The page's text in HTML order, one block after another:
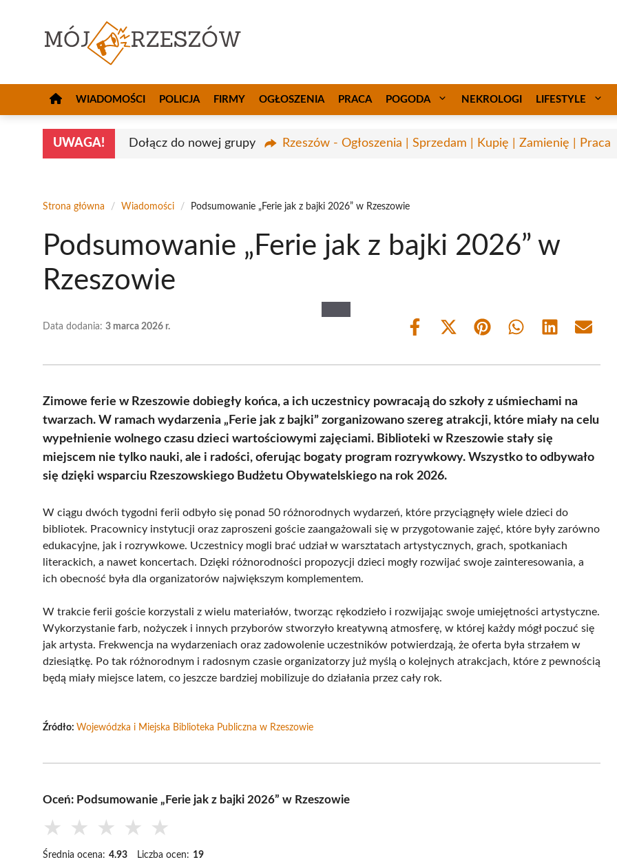
WIADOMOŚCI POLICJA FIRMY OGŁOSZENIA PRACA POGODA NEKROLOGI LIFESTYLE
UWAGA! Dołącz do nowej grupy Rzeszów - Ogłoszenia | Sprzedam | Kupię | Zamienię | Praca
Strona główna / Wiadomości / Podsumowanie „Ferie jak z bajki 2026” w Rzeszowie
Podsumowanie „Ferie jak z bajki 2026” w
Rzeszowie
Data dodania: 3 marca 2026 r.
Share
Share
(Twitter)
Share Share Share Share
Zimowe ferie w Rzeszowie dobiegły końca, a ich uczestnicy powracają do szkoły z uśmiechami na
twarzach. W ramach wydarzenia „Ferie jak z bajki” zorganizowano szereg atrakcji, które miały na celu
wypełnienie wolnego czasu dzieci wartościowymi zajęciami. Biblioteki w Rzeszowie stały się
miejscem nie tylko nauki, ale i radości, oferując bogaty program rozrywkowy. Wszystko to odbywało
się dzięki wsparciu Rzeszowskiego Budżetu Obywatelskiego na rok 2026.
W ciągu dwóch tygodni ferii odbyło się ponad 50 różnorodnych wydarzeń, które przyciągnęły wiele dzieci do
bibliotek. Pracownicy instytucji oraz zaproszeni goście zaangażowali się w przygotowanie zajęć, które były zarówno
edukacyjne, jak i rozrywkowe. Uczestnicy mogli brać udział w warsztatach artystycznych, grach, spotkaniach
literackich, a nawet koncertach. Dzięki różnorodności propozycji dzieci mogły rozwijać swoje zainteresowania, a
ich obecność była dla organizatorów największym komplementem.
W trakcie ferii goście korzystali z wielu materiałów, tworząc rękodzieło i rozwijając swoje umiejętności artystyczne.
Wykorzystanie farb, nożyczek i innych przyborów stworzyło kreatywną atmosferę, w której każdy mógł poczuć się
jak artysta. Frekwencja na wydarzeniach oraz zadowolenie uczestników potwierdzają, że oferta była strzałem w
dziesiątkę. Po tak różnorodnym i radosnym czasie organizatorzy już myślą o kolejnych atrakcjach, które z pewnością
będą miały miejsce latem, co jeszcze bardziej mobilizuje do działania przez cały rok.
Źródło: Wojewódzka i Miejska Biblioteka Publiczna w Rzeszowie
Oceń: Podsumowanie „Ferie jak z bajki 2026” w Rzeszowie
★ ★ ★ ★ ★
Średnia ocena: 4.93 Liczba ocen: 19